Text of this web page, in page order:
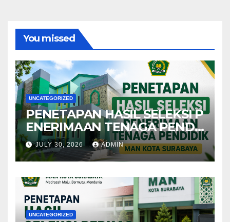
You missed
UNCATEGORIZED
PENETAPAN HASIL SELEKSI P
ENERIMAAN TENAGA PENDI
DIK MAN KOTA SURABAYA
JULY 30, 2026 ADMIN
UNCATEGORIZED